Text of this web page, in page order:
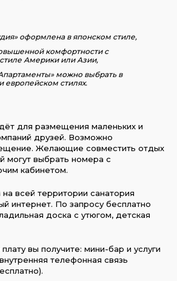
оформлена в японском стиле,
комфортности с
Америки или Азии,
можно выбрать в
европейском стилях.
для размещения маленьких и
друзей. Возможно
Желающие совместить отдых
могут выбрать номера с
кабинетом.
всей территории санатория
интернет. По запросу бесплатно
доска с утюгом, детская
вы получите: мини-бар и услуги
телефонная связь